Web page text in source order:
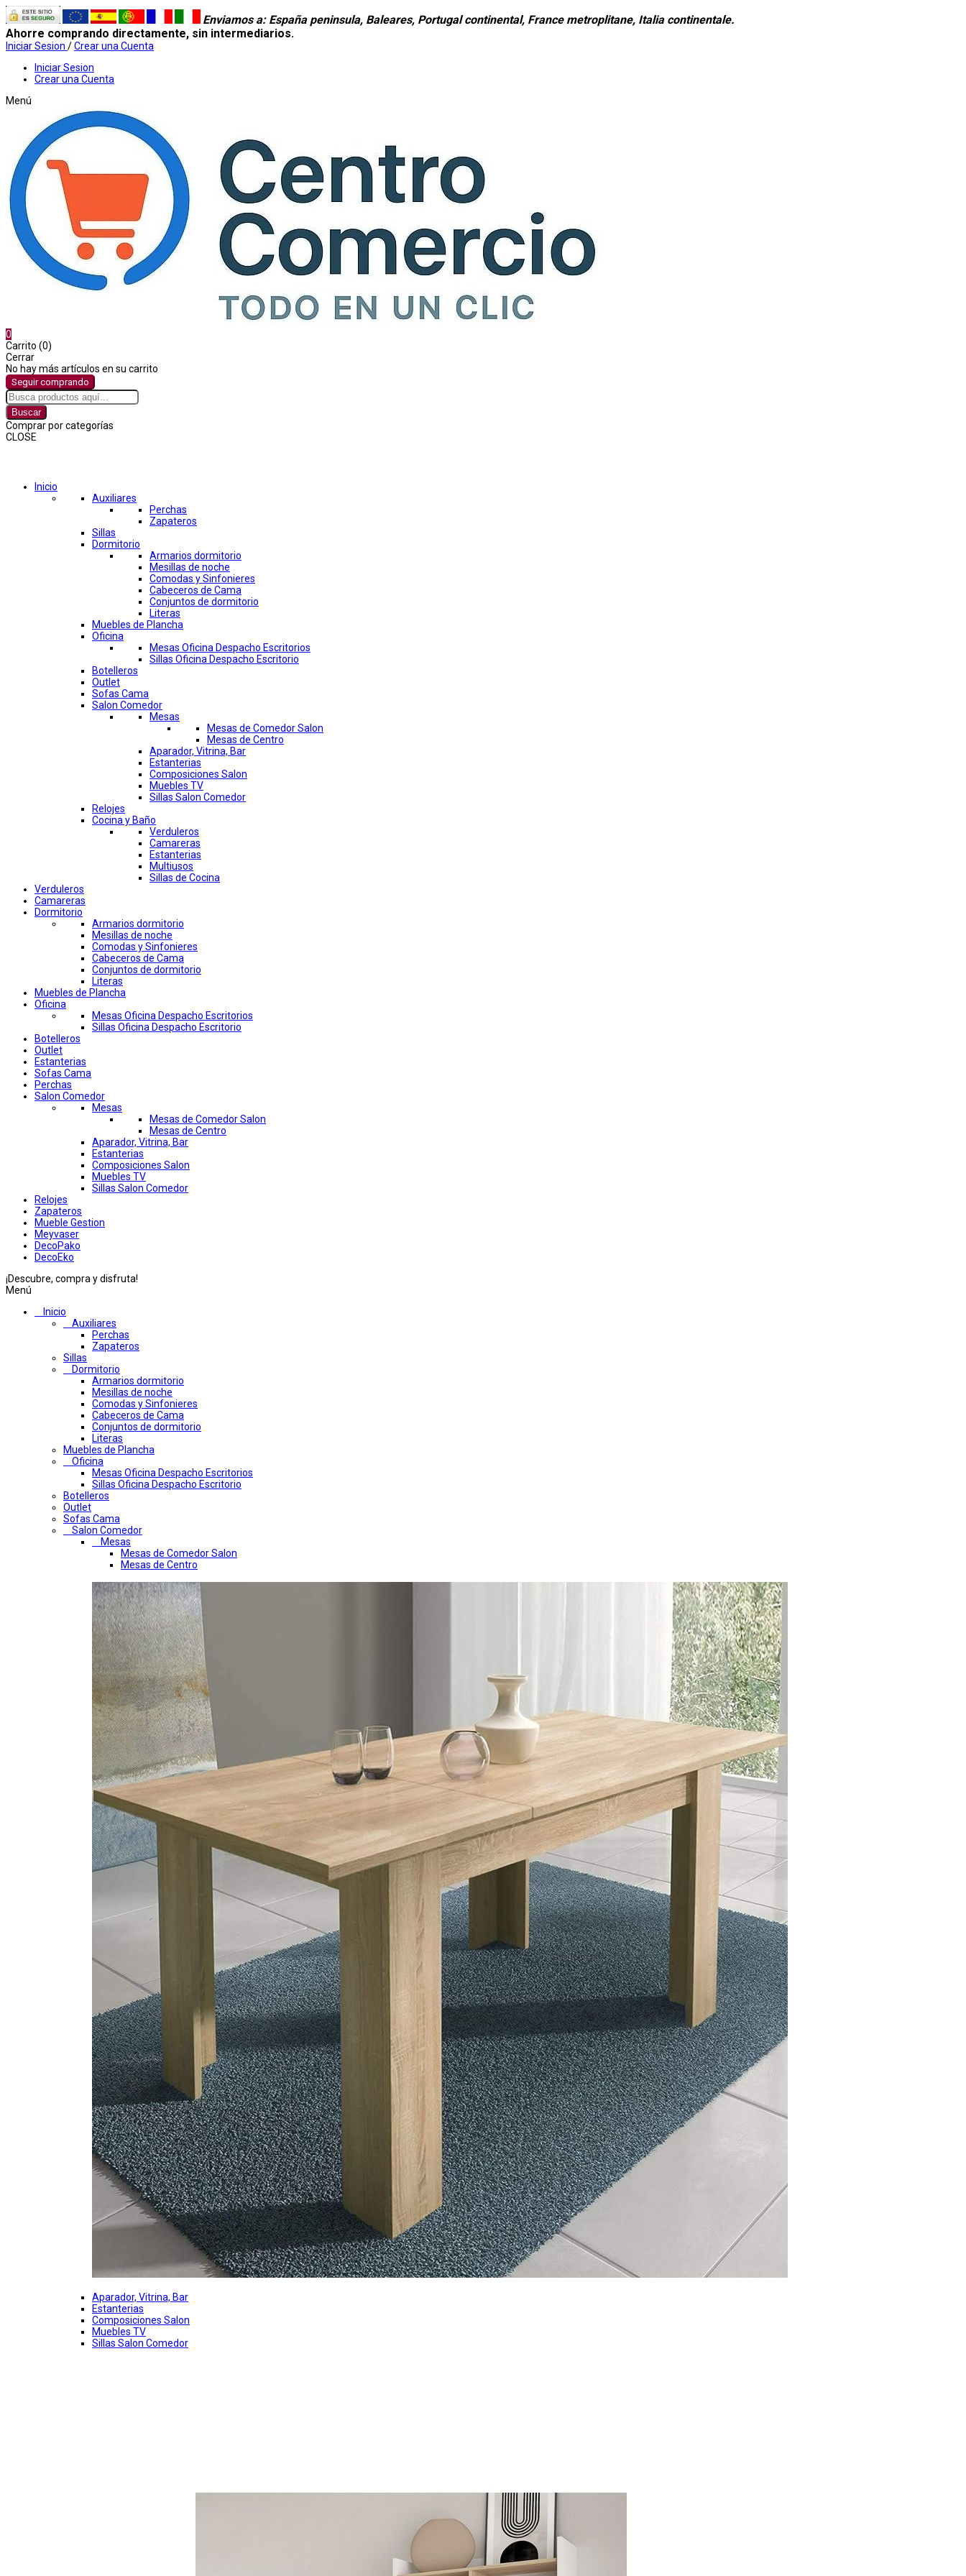
Enviamos a: España peninsula, Baleares, Portugal continental, France metroplitane, Italia continentale.
Ahorre comprando directamente, sin intermediarios.
Iniciar Sesion /Crear una Cuenta
Iniciar Sesion
Crear una Cuenta
Menú
0
Carrito (0)
Cerrar
No hay más artículos en su carrito
Seguir comprando
Buscar
Comprar por categorías
CLOSE
Inicio
Auxiliares
Perchas
Zapateros
Sillas
Dormitorio
Armarios dormitorio
Mesillas de noche
Comodas y Sinfonieres
Cabeceros de Cama
Conjuntos de dormitorio
Literas
Muebles de Plancha
Oficina
Mesas Oficina Despacho Escritorios
Sillas Oficina Despacho Escritorio
Botelleros
Outlet
Sofas Cama
Salon Comedor
Mesas
Mesas de Comedor Salon
Mesas de Centro
Aparador, Vitrina, Bar
Estanterias
Composiciones Salon
Muebles TV
Sillas Salon Comedor
Relojes
Cocina y Baño
Verduleros
Camareras
Estanterias
Multiusos
Sillas de Cocina
Verduleros
Camareras
Dormitorio
Armarios dormitorio
Mesillas de noche
Comodas y Sinfonieres
Cabeceros de Cama
Conjuntos de dormitorio
Literas
Muebles de Plancha
Oficina
Mesas Oficina Despacho Escritorios
Sillas Oficina Despacho Escritorio
Botelleros
Outlet
Estanterias
Sofas Cama
Perchas
Salon Comedor
Mesas
Mesas de Comedor Salon
Mesas de Centro
Aparador, Vitrina, Bar
Estanterias
Composiciones Salon
Muebles TV
Sillas Salon Comedor
Relojes
Zapateros
Mueble Gestion
Meyvaser
DecoPako
DecoEko
¡Descubre, compra y disfruta!
Menú
Inicio
Auxiliares
Perchas
Zapateros
Sillas
Dormitorio
Armarios dormitorio
Mesillas de noche
Comodas y Sinfonieres
Cabeceros de Cama
Conjuntos de dormitorio
Literas
Muebles de Plancha
Oficina
Mesas Oficina Despacho Escritorios
Sillas Oficina Despacho Escritorio
Botelleros
Outlet
Sofas Cama
Salon Comedor
Mesas
Mesas de Comedor Salon
Mesas de Centro
Aparador, Vitrina, Bar
Estanterias
Composiciones Salon
Muebles TV
Sillas Salon Comedor